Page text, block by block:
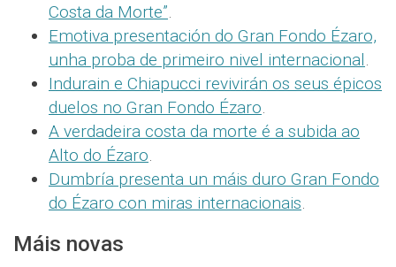
Costa da Morte”.
Emotiva presentación do Gran Fondo Ézaro,
unha proba de primeiro nivel internacional.
Indurain e Chiapucci revivirán os seus épicos
duelos no Gran Fondo Ézaro.
A verdadeira costa da morte é a subida ao
Alto do Ézaro.
Dumbría presenta un máis duro Gran Fondo
do Ézaro con miras internacionais.
Máis novas